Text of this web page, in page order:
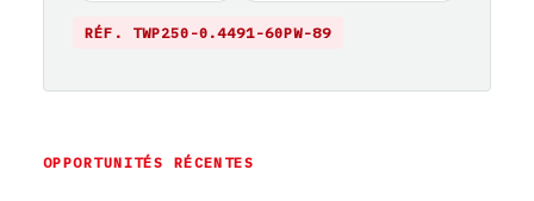
RÉF. TWP250-0.4491-60PW-89
OPPORTUNITÉS RÉCENTES